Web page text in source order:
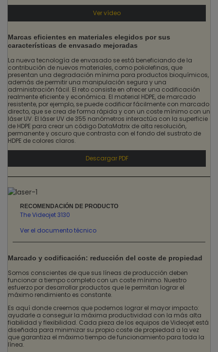
Ver vídeo
Marcas eficientes en materiales elegidos por sus
características de envasado mejoradas
La nueva tecnología de envasado se está beneficiando de la
contribución de nuevos materiales, como poliolefinas, que
presentan una degradación mínima para productos bioquímicos,
además de permitir una manipulación segura y una
administración fácil. El reto consiste en ofrecer una codificación
realmente eficiente y económica. El material HDPE, de marcado
resistente, por ejemplo, se puede codificar fácilmente con marcado
directo, que se crea de forma rápida y con un coste mínimo con un
láser UV. El láser UV de 355 nanómetros interactúa con la superficie
de HDPE para crear un código DataMatrix de alta resolución,
permanente y oscuro que contrasta con el fondo del sustrato de
HDPE de colores claros.
Descargar PDF
RECOMENDACIÓN DE PRODUCTO
The Videojet 3130
Ver el documento técnico
Marcado y codificación: reducción del coste de propiedad
Somos conscientes de que sus líneas de producción deben
funcionar a tiempo completo con un coste mínimo. Nuestro
esfuerzo por desarrollar productos que le permitan lograr el
máximo rendimiento es constante.
Es aquí donde creemos que podemos lograr el mayor impacto:
ayudarle a conseguir la máxima productividad con la más alta
fiabilidad y flexibilidad. Cada pieza de los equipos de Videojet está
diseñada para minimizar su propio coste de propiedad a la vez
que garantiza el máximo tiempo de funcionamiento para toda la
línea.